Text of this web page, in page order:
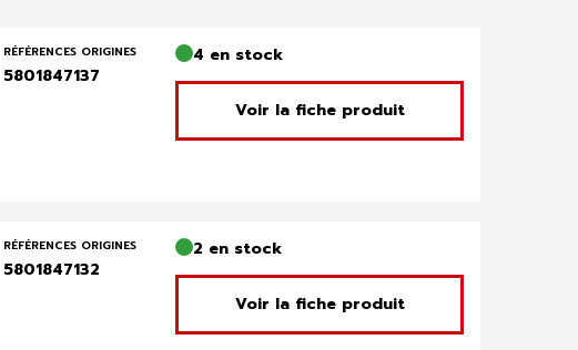
RÉFÉRENCES ORIGINES
5801847137
4 en stock
Voir la fiche produit
RÉFÉRENCES ORIGINES
5801847132
2 en stock
Voir la fiche produit